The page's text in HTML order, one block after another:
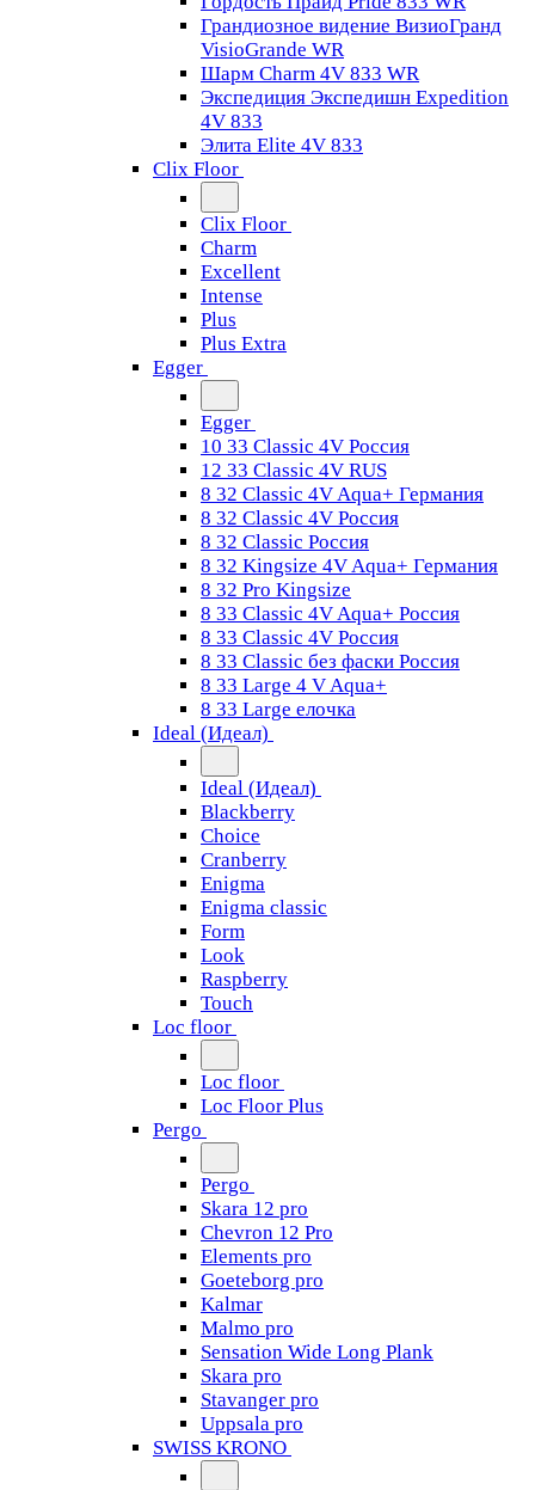
Грандиозное видение ВизиоГранд
VisioGrande WR
Шарм Charm 4V 833 WR
Экспедиция Экспедишн Expedition
4V 833
Элита Elite 4V 833
Clix Floor
Clix Floor
Charm
Excellent
Intense
Plus
Plus Extra
Egger
Egger
10 33 Classic 4V Россия
12 33 Classic 4V RUS
8 32 Classic 4V Aqua+ Германия
8 32 Classic 4V Россия
8 32 Classic Россия
8 32 Kingsize 4V Aqua+ Германия
8 32 Pro Kingsize
8 33 Classic 4V Aqua+ Россия
8 33 Classic 4V Россия
8 33 Classic без фаски Россия
8 33 Large 4 V Aqua+
8 33 Large елочка
Ideal (Идеал)
Ideal (Идеал)
Blackberry
Choice
Cranberry
Enigma
Enigma classic
Form
Look
Raspberry
Touch
Loc floor
Loc floor
Loc Floor Plus
Pergo
Pergo
Skara 12 pro
Chevron 12 Pro
Elements pro
Goeteborg pro
Kalmar
Malmo pro
Sensation Wide Long Plank
Skara pro
Stavanger pro
Uppsala pro
SWISS KRONO